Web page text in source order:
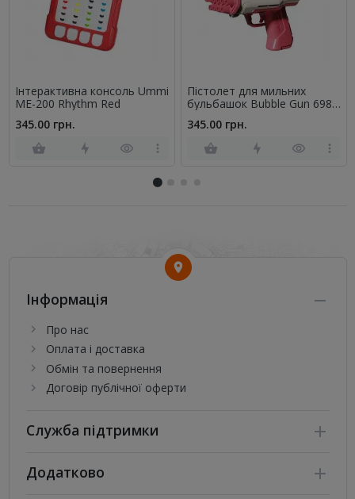
Інтерактивна консоль Ummi
ME-200 Rhythm Red
345.00 грн.
Пістолет для мильних
бульбашок Bubble Gun 698-
отворів 50ml Pink
345.00 грн.
Інформація
Про нас
Оплата і доставка
Обмін та повернення
Договір публічної оферти
Служба підтримки
Додатково